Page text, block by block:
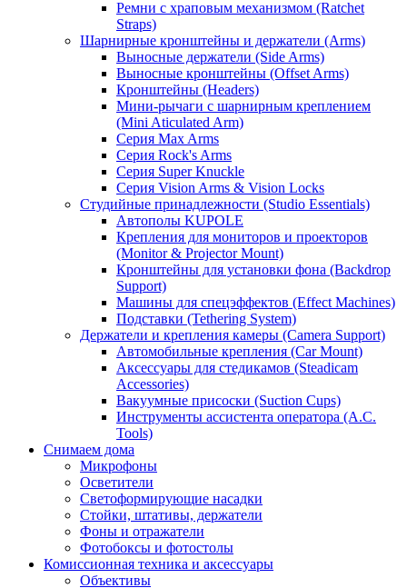
Ремни с храповым механизмом (Ratchet
Straps)
Шарнирные кронштейны и держатели (Arms)
Выносные держатели (Side Arms)
Выносные кронштейны (Offset Arms)
Кронштейны (Headers)
Мини-рычаги с шарнирным креплением
(Mini Aticulated Arm)
Серия Max Arms
Серия Rock's Arms
Серия Super Knuckle
Серия Vision Arms & Vision Locks
Студийные принадлежности (Studio Essentials)
Автополы KUPOLE
Крепления для мониторов и проекторов
(Monitor & Projector Mount)
Кронштейны для установки фона (Backdrop
Support)
Машины для спецэффектов (Effect Machines)
Подставки (Tethering System)
Держатели и крепления камеры (Camera Support)
Автомобильные крепления (Car Mount)
Аксессуары для стедикамов (Steadicam
Accessories)
Вакуумные присоски (Suction Cups)
Инструменты ассистента оператора (A.C.
Tools)
Снимаем дома
Микрофоны
Осветители
Светоформирующие насадки
Стойки, штативы, держатели
Фоны и отражатели
Фотобоксы и фотостолы
Комиссионная техника и аксессуары
Объективы